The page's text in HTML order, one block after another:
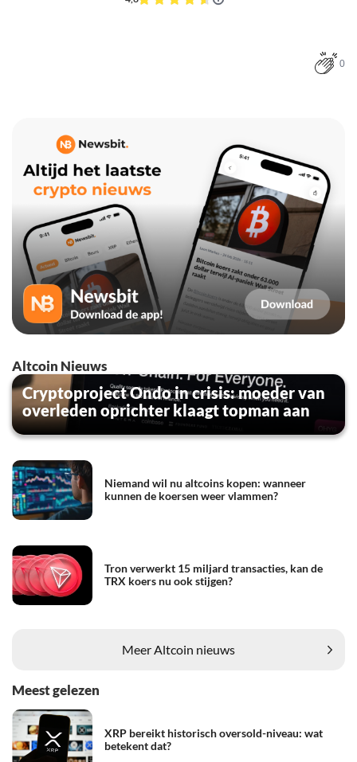
0
Altcoin Nieuws
Cryptoproject Ondo in crisis: moeder van
overleden oprichter klaagt topman aan
Niemand wil nu altcoins kopen: wanneer
kunnen de koersen weer vlammen?
Tron verwerkt 15 miljard transacties, kan de
TRX koers nu ook stijgen?
Meer Altcoin nieuws
Meest gelezen
XRP bereikt historisch oversold-niveau: wat
betekent dat?